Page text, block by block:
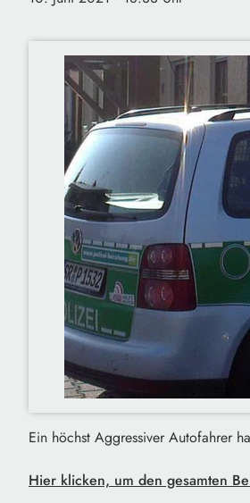
Ein höchst Aggressiver Autofahrer
Hier klicken, um den gesamten